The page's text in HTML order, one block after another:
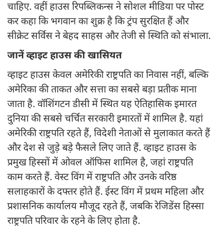
चाहिए. वहीं हाउस रिपब्लिकन्स ने सोशल मीडिया पर पोस्ट
कर कहा कि भगवान का शुक्र है कि ट्रंप सुरक्षित हैं और
सीक्रेट सर्विस ने बेहद साहस और तेजी से स्थिति को संभाला.
जानें व्हाइट हाउस की खासियत
व्हाइट हाउस केवल अमेरिकी राष्ट्रपति का निवास नहीं, बल्कि
अमेरिका की ताकत और सत्ता का सबसे बड़ा प्रतीक माना
जाता है. वॉशिंगटन डीसी में स्थित यह ऐतिहासिक इमारत
दुनिया की सबसे चर्चित सरकारी इमारतों में शामिल है. यहां
अमेरिकी राष्ट्रपति रहते हैं, विदेशी नेताओं से मुलाकात करते हैं
और देश से जुड़े बड़े फैसले लिए जाते हैं. व्हाइट हाउस के
प्रमुख हिस्सों में ओवल ऑफिस शामिल है, जहां राष्ट्रपति
काम करते हैं. वेस्ट विंग में राष्ट्रपति और उनके वरिष्ठ
सलाहकारों के दफ्तर होते हैं. ईस्ट विंग में प्रथम महिला और
प्रशासनिक कार्यालय मौजूद रहते हैं, जबकि रेजिडेंस हिस्सा
राष्ट्रपति परिवार के रहने के लिए होता है.